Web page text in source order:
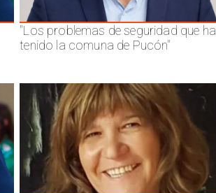
"Los problemas de seguridad que ha
tenido la comuna de Pucón"